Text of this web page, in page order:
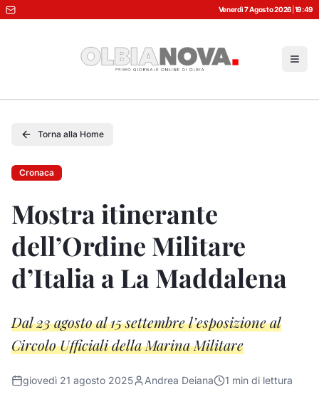
Venerdì 7 Agosto 2026 19:49
Torna alla Home
Cronaca
Mostra itinerante
dell’Ordine Militare
d’Italia a La Maddalena
Dal 23 agosto al 15 settembre l’esposizione al
Circolo Ufficiali della Marina Militare
giovedì 21 agosto 2025 Andrea Deiana 1 min di lettura